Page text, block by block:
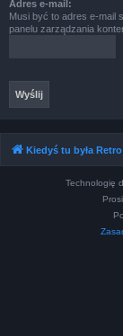
Adres e-mail:
Musi być to adres e-mail
panelu zarządzania
Kiedyś tu była
Technologię